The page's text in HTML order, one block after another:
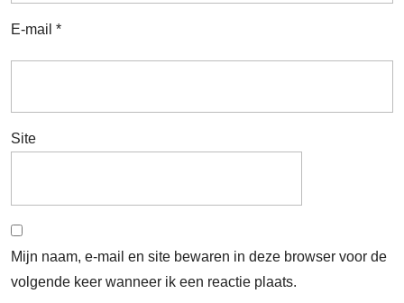
E-mail *
Site
Mijn naam, e-mail en site bewaren in deze browser voor de
volgende keer wanneer ik een reactie plaats.